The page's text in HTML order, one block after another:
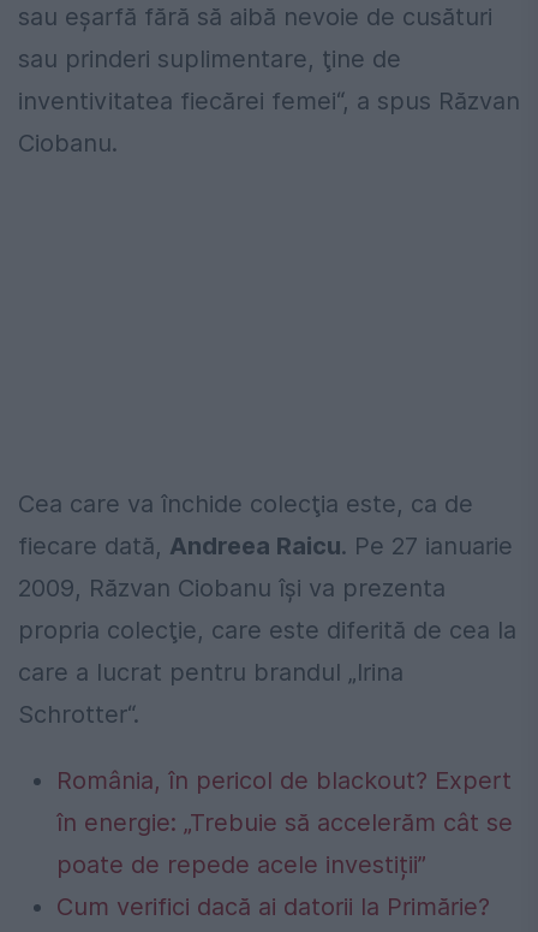
sau eşarfă fără să aibă nevoie de cusături
sau prinderi suplimentare, ţine de
inventivitatea fiecărei femei“, a spus Răzvan
Ciobanu.
Cea care va închide colecţia este, ca de
fiecare dată, Andreea Raicu. Pe 27 ianuarie
2009, Răzvan Ciobanu îşi va prezenta
propria colecţie, care este diferită de cea la
care a lucrat pentru brandul „Irina
Schrotter“.
România, în pericol de blackout? Expert
în energie: „Trebuie să accelerăm cât se
poate de repede acele investiții”
Cum verifici dacă ai datorii la Primărie?